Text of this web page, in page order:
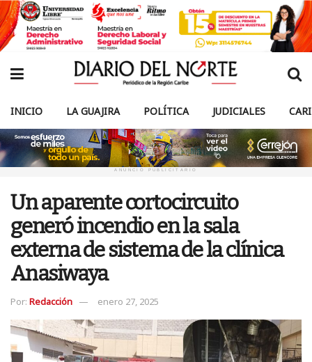
INICIO LA GUAJIRA POLÍTICA JUDICIALES
ANUNCIO PUBLICITARIO
Un aparente cortocircuito
generó incendio en la sala
externa de sistema de la clínica
Anasiwaya
Por: Redacción enero 27, 2025